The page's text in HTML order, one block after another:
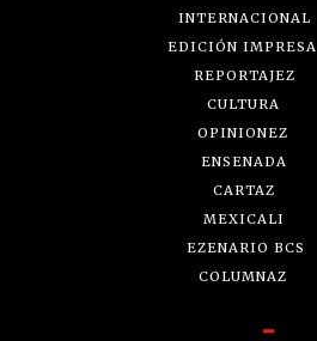
INTERNACIONAL
EDICIÓN IMPRESA
REPORTAJEZ
CULTURA
OPINIONEZ
ENSENADA
CARTAZ
MEXICALI
EZENARIO BCS
COLUMNAZ
-